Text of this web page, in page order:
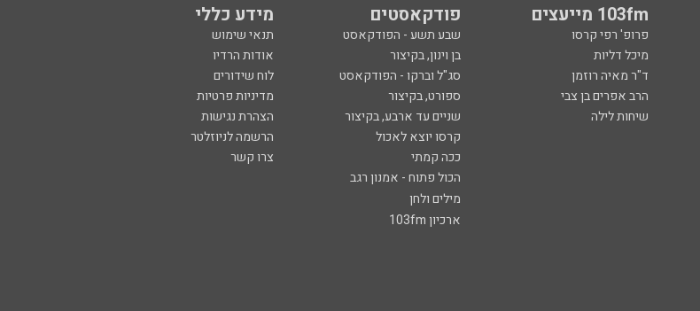
103fm מייעצים פודקאסטים מידע כללי
פרופ' רפי קרסו שבע תשע - הפודקאסט
תנאי שימוש
מיכל דליות בן וינון, בקיצור
אודות הרדיו
ד"ר מאיה רוזמן סג"ל וברקו - הפודקאסט
לוח שידורים
הרב אפרים בן צבי ספורט, בקיצור
מדיניות פרטיות
שיחות לילה שניים עד ארבע, בקיצור
הצהרת נגישות
קרסו יוצא לאכול
הרשמה לניוזלטר
ככה קמתי
צרו קשר
הכול פתוח - אמנון רגב
מילים ולחן
ארכיון 103fm